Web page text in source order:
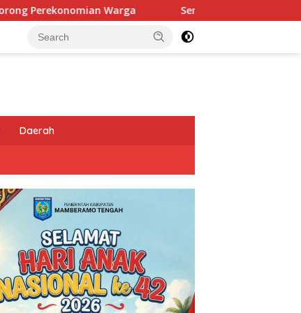
Sentuhan Humanis di Puncak Jaya: Saat Satgas Ops
Daerah